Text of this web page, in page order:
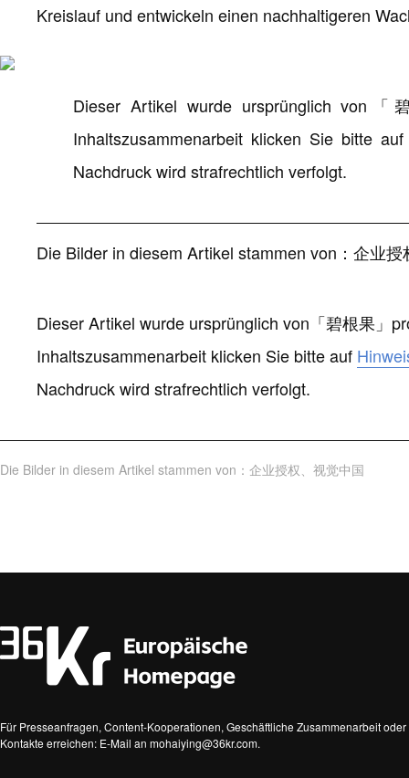
Kreislauf und entwickeln einen nachhaltigeren
Dieser Artikel wurde ursprünglich von 「
Inhaltszusammenarbeit klicken Sie bitte auf
Nachdruck wird strafrechtlich verfolgt.
Die Bilder in diesem Artikel stammen von ： 企业授
Dieser Artikel wurde ursprünglich von 「碧根果 」
Inhaltszusammenarbeit klicken Sie bitte auf
Nachdruck wird strafrechtlich verfolgt.
Die Bilder in diesem Artikel stammen von ： 企业授权 视觉中国
Für Presseanfragen, Content-Kooperationen, Geschäftliche Zusammenarbeit
Kontakte erreichen: E-Mail an mohaiying@36kr.com.